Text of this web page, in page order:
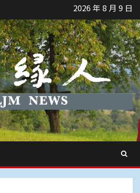
2026 年 8 月 9 日